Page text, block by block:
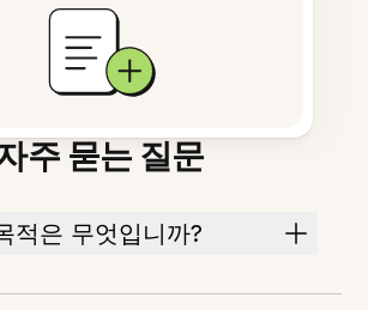
주 묻는 질문
적은 무엇입니까?